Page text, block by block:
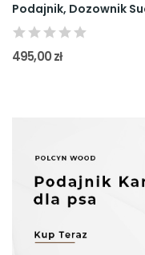
495,00 zł